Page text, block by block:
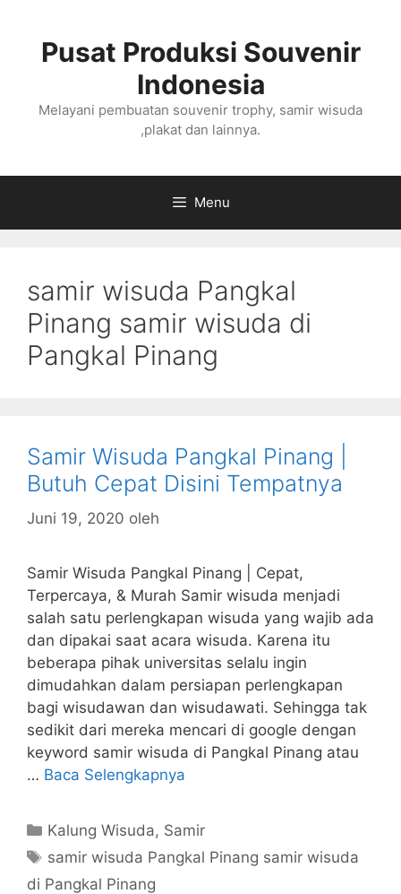
Pusat Produksi Souvenir
Indonesia
Melayani pembuatan souvenir trophy, samir wisuda
,plakat dan lainnya.
Menu
samir wisuda Pangkal
Pinang samir wisuda di
Pangkal Pinang
Samir Wisuda Pangkal Pinang |
Butuh Cepat Disini Tempatnya
Juni 19, 2020 oleh
Samir Wisuda Pangkal Pinang | Cepat,
Terpercaya, & Murah Samir wisuda menjadi
salah satu perlengkapan wisuda yang wajib ada
dan dipakai saat acara wisuda. Karena itu
beberapa pihak universitas selalu ingin
dimudahkan dalam persiapan perlengkapan
bagi wisudawan dan wisudawati. Sehingga tak
sedikit dari mereka mencari di google dengan
keyword samir wisuda di Pangkal Pinang atau
… Baca Selengkapnya
Kategori
Kalung Wisuda, Samir
Tag
samir wisuda Pangkal Pinang samir wisuda
di Pangkal Pinang